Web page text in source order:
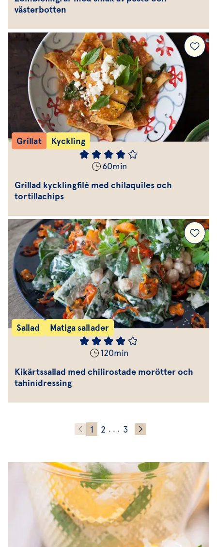
västerbotten
Grillat Kyckling
60min
Grillad kycklingfilé med chilaquiles och
tortillachips
Sallad Matiga sallader
120min
Kikärtssallad med chilirostade morötter och
tahinidressing
1 2 . . . 3